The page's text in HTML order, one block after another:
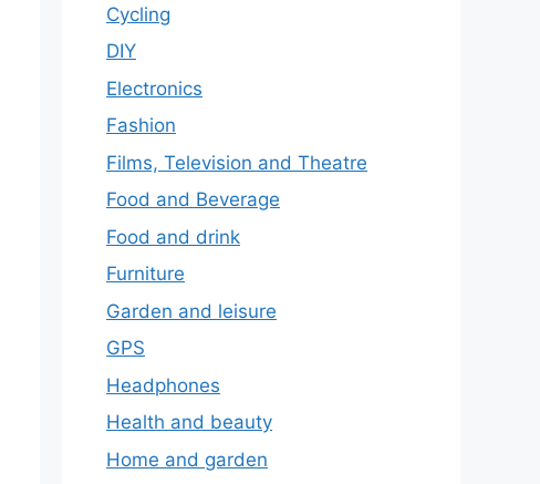
Cycling
DIY
Electronics
Fashion
Films, Television and Theatre
Food and Beverage
Food and drink
Furniture
Garden and leisure
GPS
Headphones
Health and beauty
Home and garden